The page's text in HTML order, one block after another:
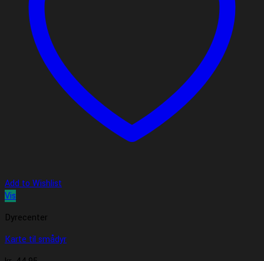
Add to Wishlist
Vis
Dyrecenter
Karte til smådyr